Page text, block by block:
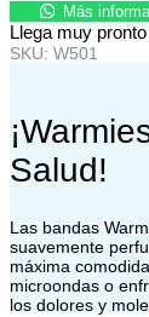
Color
Menta
cantidad
Más
Llega muy
SKU: W501
Salud!
Las bandas
suavemente
máxima
microondas o
los dolores y